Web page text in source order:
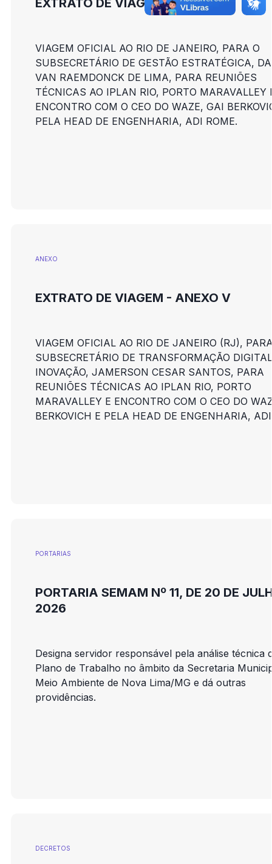
EXTRATO DE VIAGEM - ANEXO V
VIAGEM OFICIAL AO RIO DE JANEIRO, PARA O
SUBSECRETÁRIO DE GESTÃO ESTRATÉGICA,
VAN RAEMDONCK DE LIMA, PARA REUNIÕES
TÉCNICAS AO IPLAN RIO, PORTO MARAVALLEY
ENCONTRO COM O CEO DO WAZE, GAI
PELA HEAD DE ENGENHARIA, ADI ROME.
ANEXO
EXTRATO DE VIAGEM - ANEXO V
VIAGEM OFICIAL AO RIO DE JANEIRO (RJ),
SUBSECRETÁRIO DE TRANSFORMAÇÃO
INOVAÇÃO, JAMERSON CESAR SANTOS, PARA
REUNIÕES TÉCNICAS AO IPLAN RIO, PORTO
MARAVALLEY E ENCONTRO COM O CEO DO
BERKOVICH E PELA HEAD DE ENGENHARIA,
PORTARIAS
PORTARIA SEMAM Nº 11, DE 20 DE
2026
Designa servidor responsável pela análise técnica
Plano de Trabalho no âmbito da Secretaria
Meio Ambiente de Nova Lima/MG e dá outras
providências.
DECRETOS